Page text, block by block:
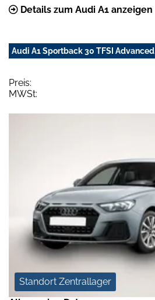
Details zum Audi A1 anzeigen
Audi A1 Sportback 30 TFSI Advanced
Preis:
MWSt:
Standort Zentrallager